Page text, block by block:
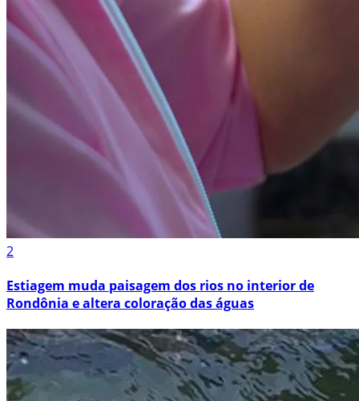
2
Estiagem muda paisagem dos rios no interior de
Rondônia e altera coloração das águas